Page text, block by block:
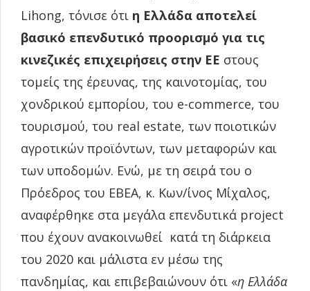
Lihong, τόνισε ότι η Ελλάδα αποτελεί
βασικό επενδυτικό προορισμό για τις
κινεζικές επιχειρήσεις στην ΕΕ στους
τομείς της έρευνας, της καινοτομίας, του
χονδρικού εμπορίου, του e-commerce, του
τουρισμού, του real estate, των ποιοτικών
αγροτικών προϊόντων, των μεταφορών και
των υποδομών. Ενώ, με τη σειρά του ο
Πρόεδρος του EBEA, κ. Κων/ίνος Μίχαλος,
αναφέρθηκε στα μεγάλα επενδυτικά project
που έχουν ανακοινωθεί κατά τη διάρκεια
του 2020 και μάλιστα εν μέσω της
πανδημίας, και επιβεβαιώνουν ότι «η Ελλάδα